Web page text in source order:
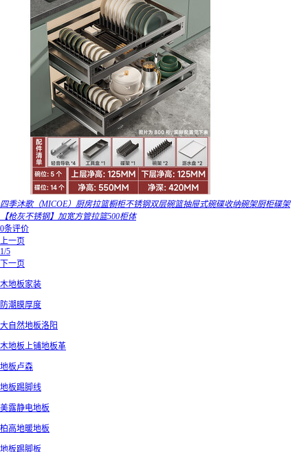
四季沐歌（MICOE）厨房拉篮橱柜不锈钢双层碗篮抽屉式碗碟收纳碗架厨柜碟架
【枪灰不锈钢】加宽方管拉篮500柜体
0条评价
上一页
1/5
下一页
木地板家装
防潮膜厚度
大自然地板洛阳
木地板上铺地板革
地板卢森
地板踢脚线
美露静电地板
柏高地暖地板
地板踢脚板